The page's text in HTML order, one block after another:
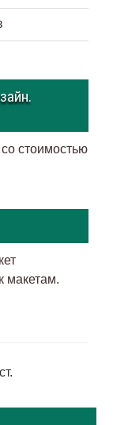
стоимостью
макетам.